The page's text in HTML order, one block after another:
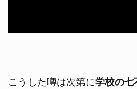
こうした噂は次第に学校の七